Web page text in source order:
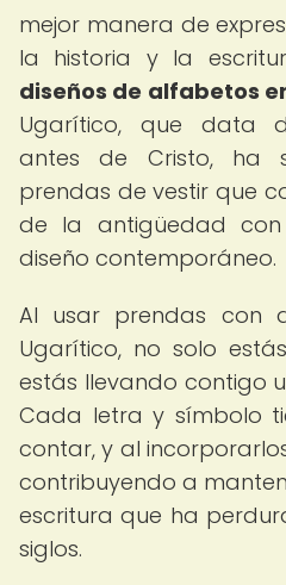
mejor manera de
la historia y la
diseños de alfabetos
Ugarítico, que data
antes de Cristo, ha
prendas de vestir que
de la antigüedad
diseño contemporáneo.
Al usar prendas con
Ugarítico, no solo
estás llevando contigo
Cada letra y símbolo
contar, y al
contribuyendo a
escritura que ha
siglos.